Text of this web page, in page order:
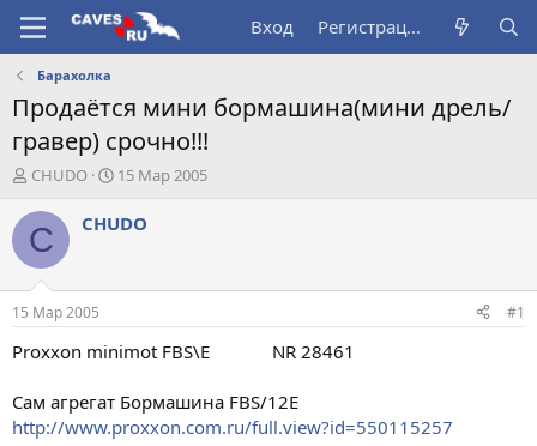
Вход Регистрация
Барахолка
Продаётся мини бормашина(мини дрель/
гравер) срочно!!!
А
т
о
т
е
м
ы
CHUDO
Д
т
а
л
15 Мар 2005
C CHUDO
15 Мар 2005 #1
Proxxon minimot FBS\E NR 28461
Сам агрегат Бормашина FBS/12Е
http://www.proxxon.com.ru/full.view?id=550115257